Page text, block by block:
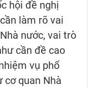
hội đề nghị
làm rõ vai
nước, vai trò
cần đề cao
vụ phổ
cơ quan Nhà